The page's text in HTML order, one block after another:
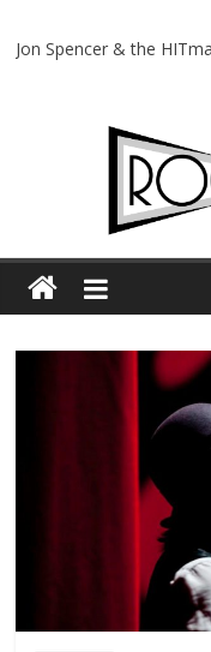
Jon Spencer & the
Hellfest 2026 vendredi
Hellfest 2026 jeudi :
Première édition du
Charlie Puth à